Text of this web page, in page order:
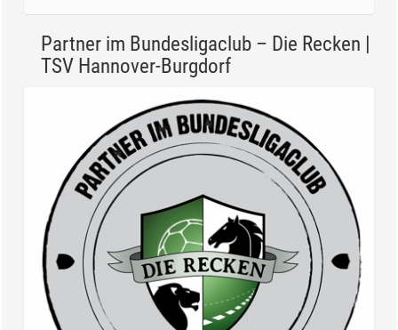
Partner im Bundesligaclub – Die Recken |
TSV Hannover-Burgdorf